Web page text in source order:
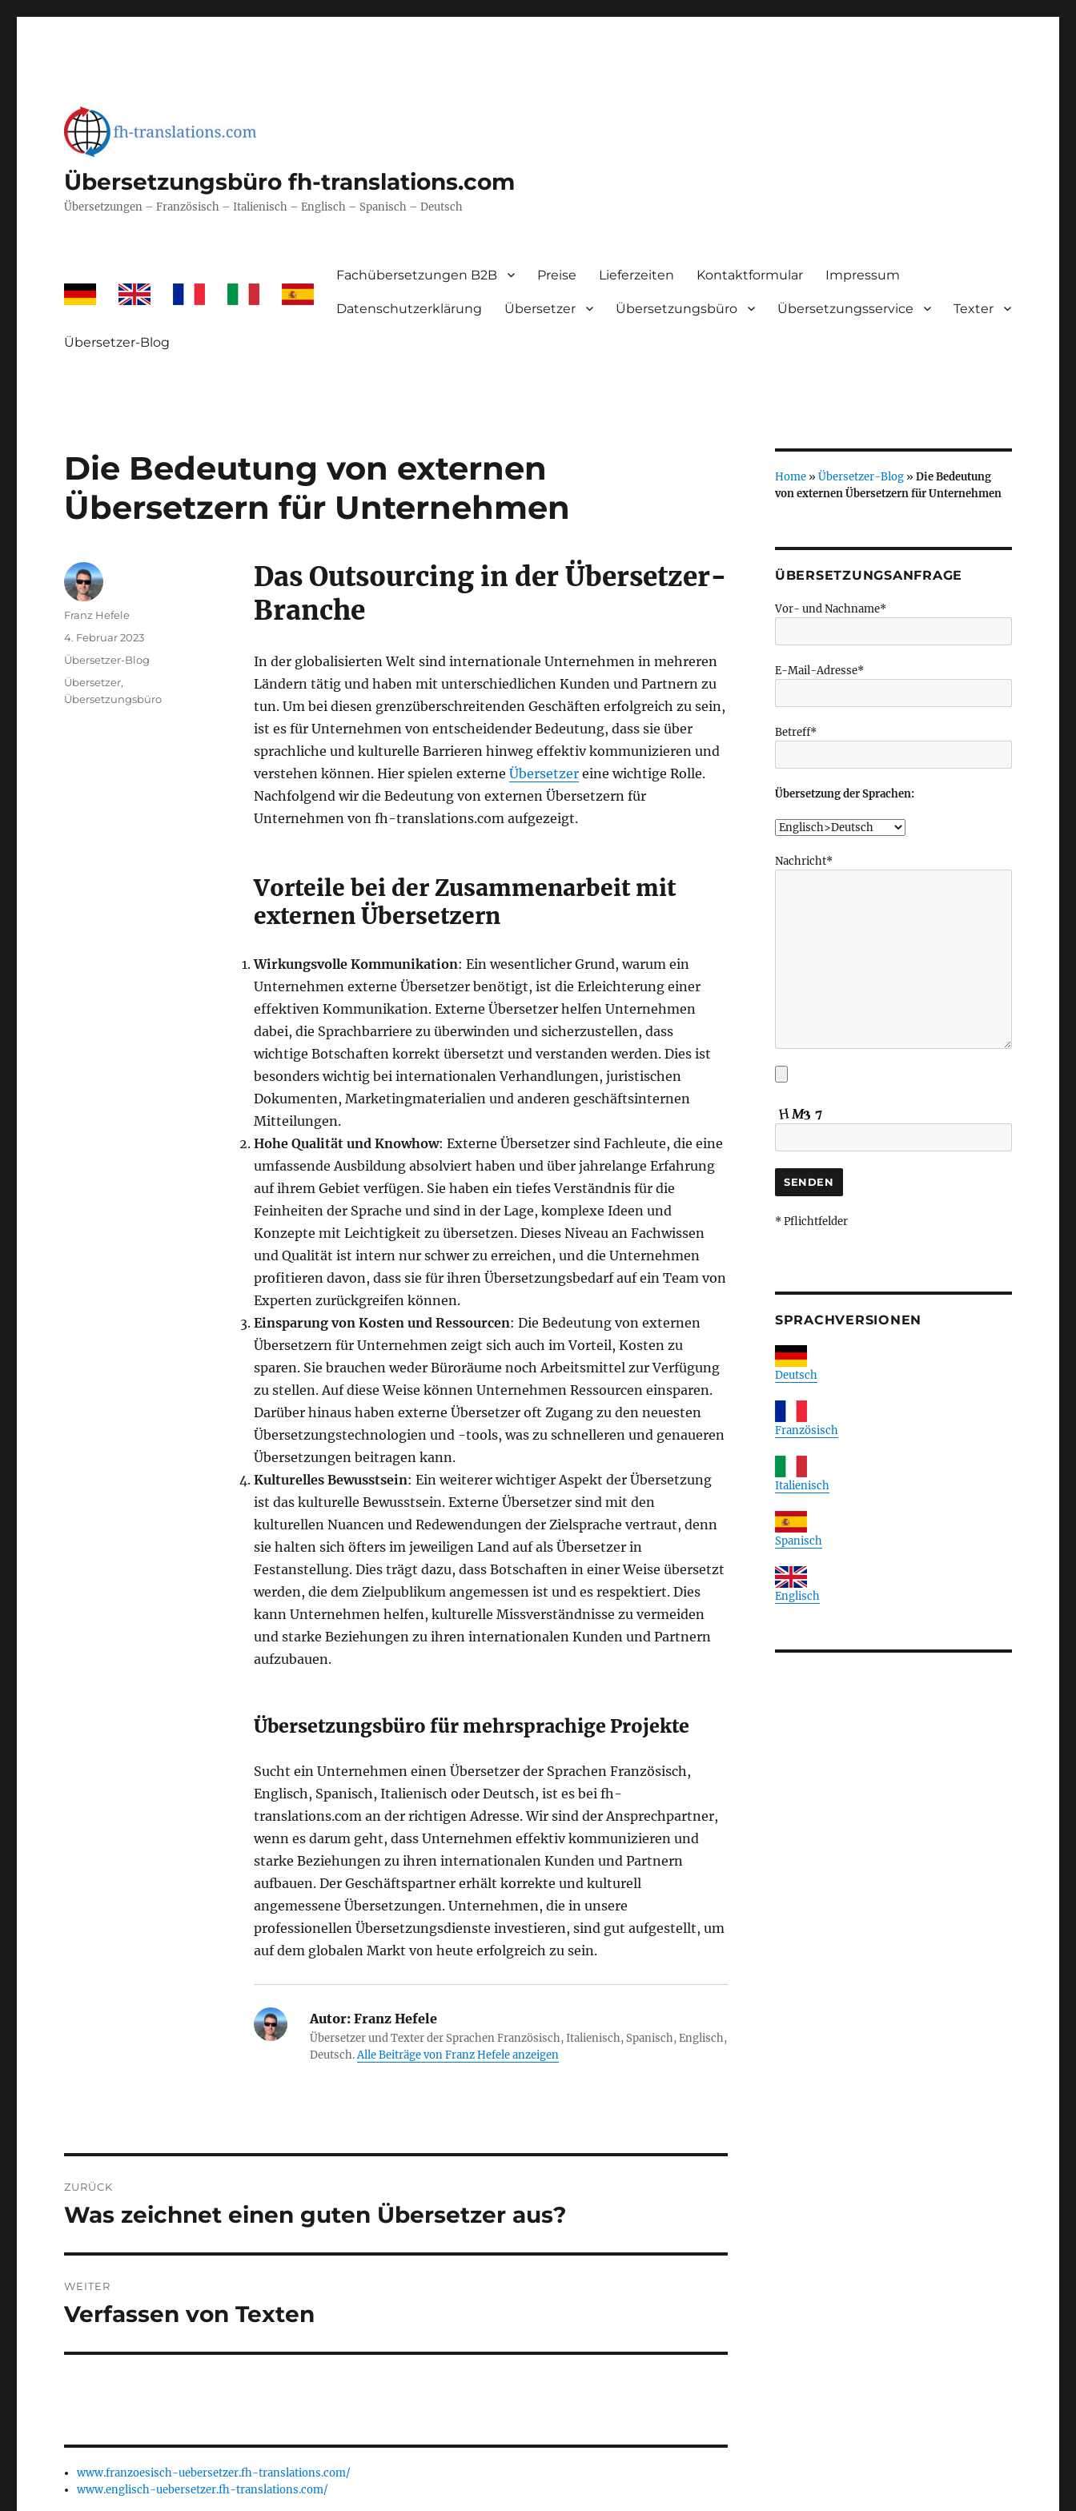
Übersetzungsbüro fh-translations.com
Übersetzungen – Französisch – Italienisch – Englisch – Spanisch – Deutsch
Fachübersetzungen B2B Preise Lieferzeiten Kontaktformular Impressum
Datenschutzerklärung Übersetzer Übersetzungsbüro Übersetzungsservice Texter
Übersetzer-Blog
Die Bedeutung von externen
Übersetzern für Unternehmen
Das Outsourcing in der Übersetzer-
Branche
In der globalisierten Welt sind internationale Unternehmen in mehreren
Ländern tätig und haben mit unterschiedlichen Kunden und Partnern zu
tun. Um bei diesen grenzüberschreitenden Geschäften erfolgreich zu sein,
ist es für Unternehmen von entscheidender Bedeutung, dass sie über
sprachliche und kulturelle Barrieren hinweg effektiv kommunizieren und
verstehen können. Hier spielen externe Übersetzereine wichtige Rolle.
Nachfolgend wir die Bedeutung von externen Übersetzern für
Unternehmen von fh-translations.com aufgezeigt.
Vorteile bei der Zusammenarbeit mit
externen Übersetzern
Wirkungsvolle Kommunikation: Ein wesentlicher Grund, warum ein
Unternehmen externe Übersetzer benötigt, ist die Erleichterung einer
effektiven Kommunikation. Externe Übersetzer helfen Unternehmen
dabei, die Sprachbarriere zu überwinden und sicherzustellen, dass
wichtige Botschaften korrekt übersetzt und verstanden werden. Dies ist
besonders wichtig bei internationalen Verhandlungen, juristischen
Dokumenten, Marketingmaterialien und anderen geschäftsinternen
Mitteilungen.
Hohe Qualität und Knowhow: Externe Übersetzer sind Fachleute, die eine
umfassende Ausbildung absolviert haben und über jahrelange Erfahrung
auf ihrem Gebiet verfügen. Sie haben ein tiefes Verständnis für die
Feinheiten der Sprache und sind in der Lage, komplexe Ideen und
Konzepte mit Leichtigkeit zu übersetzen. Dieses Niveau an Fachwissen
und Qualität ist intern nur schwer zu erreichen, und die Unternehmen
profitieren davon, dass sie für ihren Übersetzungsbedarf auf ein Team von
Experten zurückgreifen können.
Einsparung von Kosten und Ressourcen: Die Bedeutung von externen
Übersetzern für Unternehmen zeigt sich auch im Vorteil, Kosten zu
sparen. Sie brauchen weder Büroräume noch Arbeitsmittel zur Verfügung
zu stellen. Auf diese Weise können Unternehmen Ressourcen einsparen.
Darüber hinaus haben externe Übersetzer oft Zugang zu den neuesten
Übersetzungstechnologien und -tools, was zu schnelleren und genaueren
Übersetzungen beitragen kann.
Kulturelles Bewusstsein: Ein weiterer wichtiger Aspekt der Übersetzung
ist das kulturelle Bewusstsein. Externe Übersetzer sind mit den
kulturellen Nuancen und Redewendungen der Zielsprache vertraut, denn
sie halten sich öfters im jeweiligen Land auf als Übersetzer in
Festanstellung. Dies trägt dazu, dass Botschaften in einer Weise übersetzt
werden, die dem Zielpublikum angemessen ist und es respektiert. Dies
kann Unternehmen helfen, kulturelle Missverständnisse zu vermeiden
und starke Beziehungen zu ihren internationalen Kunden und Partnern
aufzubauen.
Übersetzungsbüro für mehrsprachige Projekte
Sucht ein Unternehmen einen Übersetzer der Sprachen Französisch,
Englisch, Spanisch, Italienisch oder Deutsch, ist es bei fh-
translations.com an der richtigen Adresse. Wir sind der Ansprechpartner,
wenn es darum geht, dass Unternehmen effektiv kommunizieren und
starke Beziehungen zu ihren internationalen Kunden und Partnern
aufbauen. Der Geschäftspartner erhält korrekte und kulturell
angemessene Übersetzungen. Unternehmen, die in unsere
professionellen Übersetzungsdienste investieren, sind gut aufgestellt, um
auf dem globalen Markt von heute erfolgreich zu sein.
Autor:Franz Hefele
Übersetzer und Texter der Sprachen Französisch, Italienisch, Spanisch, Englisch,
Deutsch.Alle Beiträge von Franz Hefele anzeigen
Autor
Franz Hefele
Veröffentlicht
am
4. Februar 2023
Kategorien
Übersetzer-Blog
Schlagwörter
Übersetzer,
Übersetzungsbüro
ZURÜCK
Vorheriger
Was zeichnet einen guten Übersetzer aus?
WEITER
Nächster
Verfassen von Texten
www.franzoesisch-uebersetzer.fh-translations.com/
www.englisch-uebersetzer.fh-translations.com/
Home» Übersetzer-Blog» Die Bedeutung
von externen Übersetzern für Unternehmen
ÜBERSETZUNGSANFRAGE
Vor- und Nachname*
E-Mail-Adresse*
Betreff*
Übersetzung der Sprachen:
Nachricht*
* Pflichtfelder
SPRACHVERSIONEN
Deutsch
Französisch
Italienisch
Spanisch
Englisch